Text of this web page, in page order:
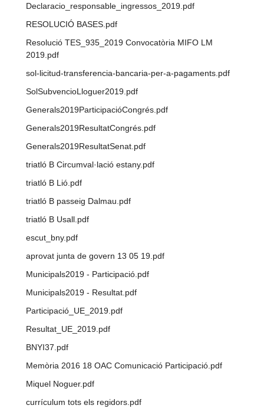
Declaracio_responsable_ingressos_2019.pdf
RESOLUCIÓ BASES.pdf
Resolució TES_935_2019 Convocatòria MIFO LM
2019.pdf
sol-licitud-transferencia-bancaria-per-a-pagaments.pdf
SolSubvencioLloguer2019.pdf
Generals2019ParticipacióCongrés.pdf
Generals2019ResultatCongrés.pdf
Generals2019ResultatSenat.pdf
triatló B Circumval·lació estany.pdf
triatló B Lió.pdf
triatló B passeig Dalmau.pdf
triatló B Usall.pdf
escut_bny.pdf
aprovat junta de govern 13 05 19.pdf
Municipals2019 - Participació.pdf
Municipals2019 - Resultat.pdf
Participació_UE_2019.pdf
Resultat_UE_2019.pdf
BNYI37.pdf
Memòria 2016 18 OAC Comunicació Participació.pdf
Miquel Noguer.pdf
currículum tots els regidors.pdf